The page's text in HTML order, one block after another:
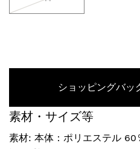
ショッピングバッ
素材・サイズ等
素材: 本体：ポリエステル